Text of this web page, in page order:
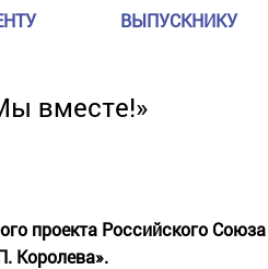
ВЫПУСКНИКУ
вместе!»
проекта Российского
Королева».